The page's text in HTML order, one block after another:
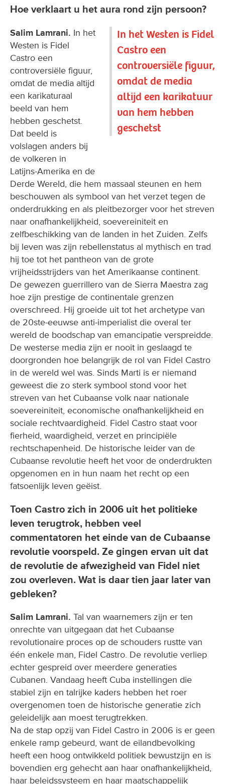
Hoe verklaart u het aura rond zijn persoon?
In het Westen is Fidel
Castro een
controversiële figuur,
omdat de media
altijd een karikatuur
van hem hebben
geschetst
Salim Lamrani. In het
Westen is Fidel
Castro een
controversiële figuur,
omdat de media altijd
een karikaturaal
beeld van hem
hebben geschetst.
Dat beeld is
volslagen anders bij
de volkeren in
Latijns-Amerika en de
Derde Wereld, die hem massaal steunen en hem
beschouwen als symbool van het verzet tegen de
onderdrukking en als pleitbezorger voor het streven
naar onafhankelijkheid, soevereiniteit en
zelfbeschikking van de landen in het Zuiden. Zelfs
bij leven was zijn rebellenstatus al mythisch en trad
hij toe tot het pantheon van de grote
vrijheidsstrijders van het Amerikaanse continent.
De gewezen guerrillero van de Sierra Maestra zag
hoe zijn prestige de continentale grenzen
overschreed. Hij groeide uit tot het archetype van
de 20ste-eeuwse anti-imperialist die overal ter
wereld de boodschap van emancipatie verspreidde.
De westerse media zijn er nooit in geslaagd te
doorgronden hoe belangrijk de rol van Fidel Castro
in de wereld wel was. Sinds Marti is er niemand
geweest die zo sterk symbool stond voor het
streven van het Cubaanse volk naar nationale
soevereiniteit, economische onafhankelijkheid en
sociale rechtvaardigheid. Fidel Castro staat voor
fierheid, waardigheid, verzet en principiële
rechtschapenheid. De historische leider van de
Cubaanse revolutie heeft het voor de onderdrukten
opgenomen en in hun naam het recht op een
fatsoenlijk leven geëist.
Toen Castro zich in 2006 uit het politieke
leven terugtrok, hebben veel
commentatoren het einde van de Cubaanse
revolutie voorspeld. Ze gingen ervan uit dat
de revolutie de afwezigheid van Fidel niet
zou overleven. Wat is daar tien jaar later van
gebleken?
Salim Lamrani. Tal van waarnemers zijn er ten
onrechte van uitgegaan dat het Cubaanse
revolutionaire proces op de schouders rustte van
één enkele man, Fidel Castro. De revolutie verliep
echter gespreid over meerdere generaties
Cubanen. Vandaag heeft Cuba instellingen die
stabiel zijn en talrijke kaders hebben het roer
overgenomen toen de historische generatie zich
geleidelijk aan moest terugtrekken.
Na de stap opzij van Fidel Castro in 2006 is er geen
enkele ramp gebeurd, want de eilandbevolking
heeft een hoog ontwikkeld politiek bewustzijn en is
bovendien erg gehecht aan haar onafhankelijkheid,
haar beleidssysteem en haar maatschappelijk